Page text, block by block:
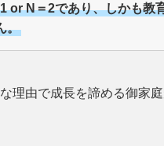
or N＝2であり、しかも教
。
理由で成長を諦める御家